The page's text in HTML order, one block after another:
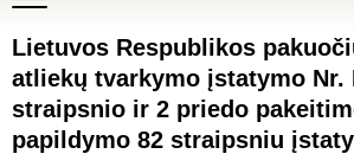
Lietuvos Respublikos
atliekų tvarkymo įstatymo Nr.
straipsnio ir 2 priedo
papildymo 82 straipsniu